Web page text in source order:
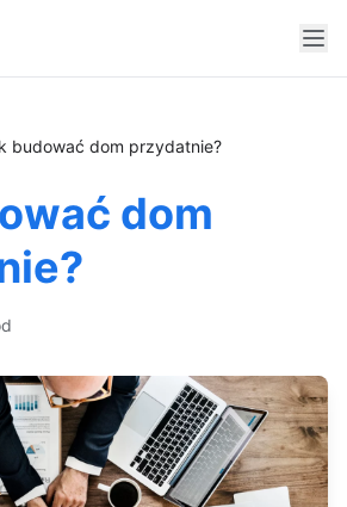
budować dom przydatnie?
dom